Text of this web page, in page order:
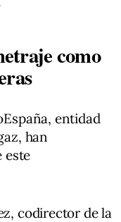
como
entidad
han
este
codirector de la